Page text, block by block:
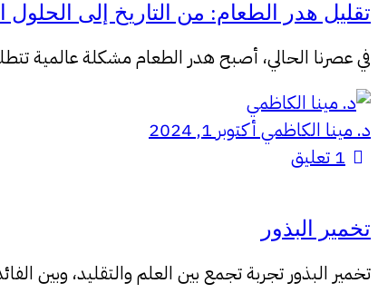
تقليل هدر الطعام: من التاريخ إلى الحلول
في عصرنا الحالي، أصبح هدر الطعام مشكلة عالمية
د. مينا الكاظميأكتوبر 1, 2024
1تعليق
تخمير البذور
تخمير البذور تجربة تجمع بين العلم والتقليد، وبين